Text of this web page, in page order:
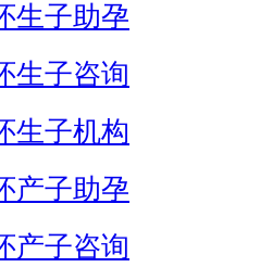
生子助孕
生子咨询
生子机构
产子助孕
产子咨询